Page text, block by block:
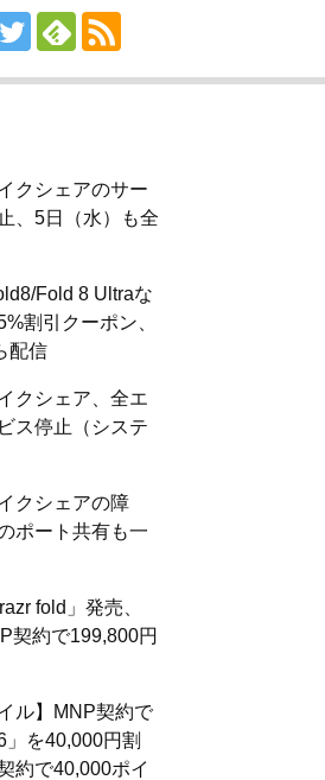
クシェアのサー
、5日（水）も全
Fold 8 Ultraな
割引クーポン、
配信
クシェア、全エ
ス停止（システ
クシェアの障
ポート共有も一
fold」発売、
契約で199,800円
ル】MNP契約で
」を40,000円割
約で40,000ポイ